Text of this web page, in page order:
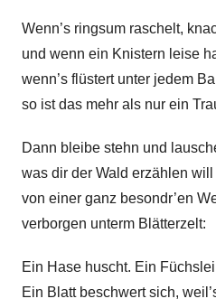
k
e
Wenn’s ringsum raschelt,
und wenn ein Knistern leise
wenn’s flüstert unter jedem
so ist das mehr als nur ein
Dann bleibe stehn und
was dir der Wald erzählen will
von einer ganz besondr’en
verborgen unterm Blätterzelt:
Ein Hase huscht. Ein
Ein Blatt beschwert sich,